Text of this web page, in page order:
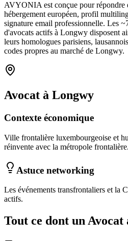
AVYONIA est conçue pour répondre
hébergement européen, profil
signature email professionnelle. Les ~
d'avocats actifs à Longwy disposent
leurs homologues parisiens,
codes propres au marché de Longwy.
Avocat à Longwy
Contexte économique
Ville frontalière luxembourgeoise et
réinvente avec la métropole frontalière.
Astuce networking
Les événements transfrontaliers et la
actifs.
Tout ce dont un Avocat